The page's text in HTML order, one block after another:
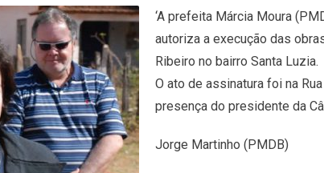
‘A prefeita Márcia Moura
autoriza a execução das
Ribeiro no bairro Santa Luzia.
O ato de assinatura foi na
presença do presidente da
Jorge Martinho (PMDB)